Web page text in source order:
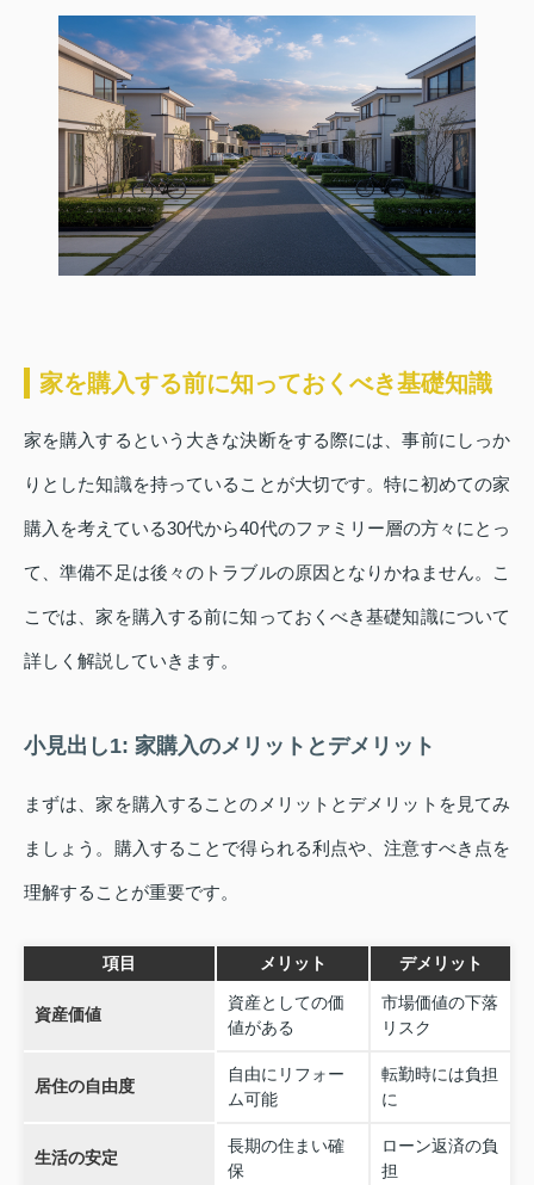
家を購入する前に知っておくべき基礎知識
家を購入するという大きな決断をする際には、事前にしっか
りとした知識を持っていることが大切です。特に初めての家
購入を考えている30代から40代のファミリー層の方々にとっ
て、準備不足は後々のトラブルの原因となりかねません。こ
こでは、家を購入する前に知っておくべき基礎知識について
詳しく解説していきます。
小見出し1: 家購入のメリットとデメリット
まずは、家を購入することのメリットとデメリットを見てみ
ましょう。購入することで得られる利点や、注意すべき点を
理解することが重要です。
項目 メリット デメリット
資産価値
資産としての価
値がある
市場価値の下落
リスク
居住の自由度
自由にリフォー
ム可能
転勤時には負担
に
生活の安定
長期の住まい確
保
ローン返済の負
担